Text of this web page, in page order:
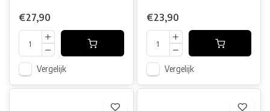
€27,90
Vergelijk
€23,90
Vergelijk